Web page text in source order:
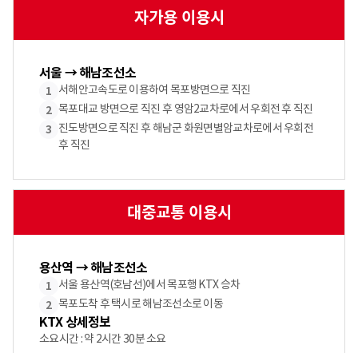
자가용 이용시
서울 → 해남조선소
1 서해안고속도로 이용하여 목포방면으로 직진
2 목포대교 방면으로 직진 후 영암2교차로에서 우회전 후 직진
3 진도방면으로 직진 후 해남군 화원면별암교차로에서 우회전
후 직진
대중교통 이용시
용산역 → 해남조선소
1 서울 용산역(호남선)에서 목포행 KTX 승차
2 목포도착 후 택시로 해남조선소로 이동
KTX 상세정보
소요시간 : 약 2시간 30분 소요